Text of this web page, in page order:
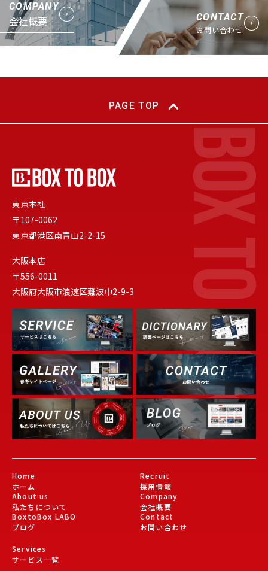
COMPANY
会社概要 CONTACT
お問い合わせ
PAGE TOP
東京本社
〒107-0062
東京都港区南青山2-2-15
大阪本店
〒556-0011
大阪府大阪市浪速区難波中2-9-3
Service Dictionary
Gallery
About Us Blog
Home
ホーム
About us
私たちについて
BoxtoBox LABO
ブログ
Recruit
採用情報
Company
会社概要
Contact
お問い合わせ
Services
サービス一覧